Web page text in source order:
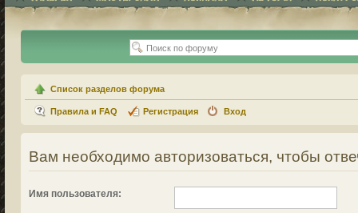
Список разделов форума
Правила и FAQ Регистрация Вход
Вам необходимо авторизоваться, чтобы
Имя пользователя: